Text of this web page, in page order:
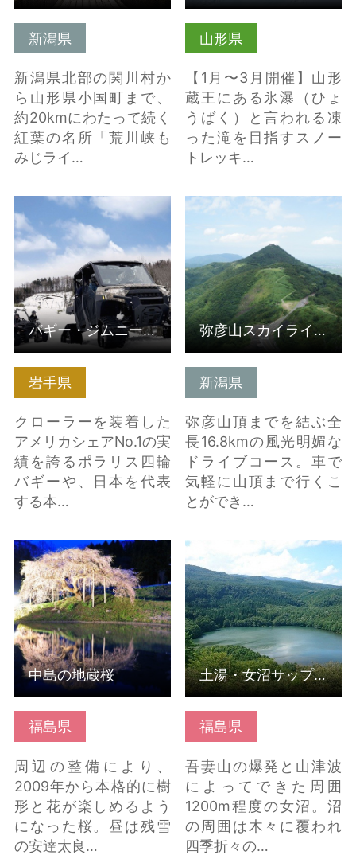
新潟県
新潟県北部の関川村か
ら山形県小国町まで、
約20kmにわたって続く
紅葉の名所「荒川峡も
みじライ…
山形県
【1月〜3月開催】山形
蔵王にある氷瀑（ひょ
うばく）と言われる凍
った滝を目指すスノー
トレッキ…
岩手県
クローラーを装着した
アメリカシェアNo.1の実
績を誇るポラリス四輪
バギーや、日本を代表
する本…
バギー・ジムニーで行
く雪上クローラーオフ
ロード走行体験【岩…
の詳細はこちら
バギー・ジムニーで行く雪上クローラーオフロード走行体験【岩…
新潟県
弥彦山頂までを結ぶ全
長16.8kmの風光明媚な
ドライブコース。車で
気軽に山頂まで行くこ
とができ…
弥彦山スカイライン の
弥彦山スカイライン
福島県
周辺の整備により、
2009年から本格的に樹
形と花が楽しめるよう
になった桜。昼は残雪
の安達太良…
中島の地蔵桜 の詳細は
こちら
中島の地蔵桜
福島県
吾妻山の爆発と山津波
によってできた周囲
1200m程度の女沼。沼
の周囲は木々に覆われ
四季折々の…
土湯・女沼サップ・カ
ヤック体験 の詳細はこ
ちら
土湯・女沼サップ・カヤック体験